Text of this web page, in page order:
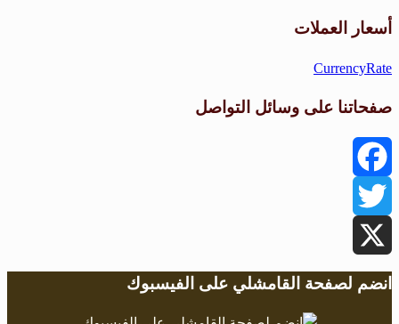
أسعار العملات
CurrencyRate
صفحاتنا على وسائل التواصل
Facebook
Twitter
X
انضم لصفحة القامشلي على الفيسبوك